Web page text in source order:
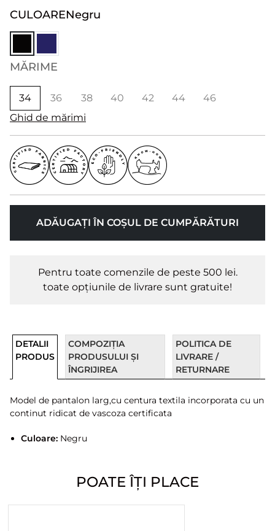
CULOARENegru
MĂRIME
34 36 38 40 42 44
46
Ghid de mărimi
ADĂUGAȚI ÎN COȘUL DE CUMPĂRĂTURI
Pentru toate comenzile de peste 500 lei.
toate opțiunile de livrare sunt gratuite!
DETALII
PRODUS
COMPOZIȚIA
PRODUSULUI ȘI
ÎNGRIJIREA
POLITICA DE
LIVRARE /
RETURNARE
Model de pantalon larg,cu centura textila incorporata cu un
continut ridicat de vascoza certificata
Culoare:Negru
POATE ÎȚI PLACE